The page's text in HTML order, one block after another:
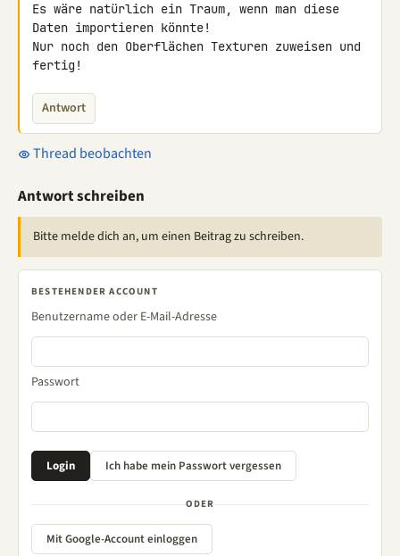
Es wäre natürlich ein Traum, wenn man diese
Daten importieren könnte!
Nur noch den Oberflächen Texturen zuweisen und
fertig!
Antwort
Thread beobachten
Antwort schreiben
Bitte melde dich an, um einen Beitrag zu schreiben.
BESTEHENDER ACCOUNT
Benutzername oder E-Mail-Adresse
Passwort
ODER
Mit Google-Account einloggen